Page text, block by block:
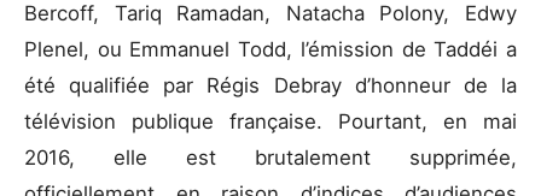
Bercoff, Tariq Ramadan, Natacha Polony, Edwy
Plenel, ou Emmanuel Todd, l’émission de Taddéi a
été qualifiée par Régis Debray d’honneur de la
télévision publique française. Pourtant, en mai
2016, elle est brutalement supprimée,